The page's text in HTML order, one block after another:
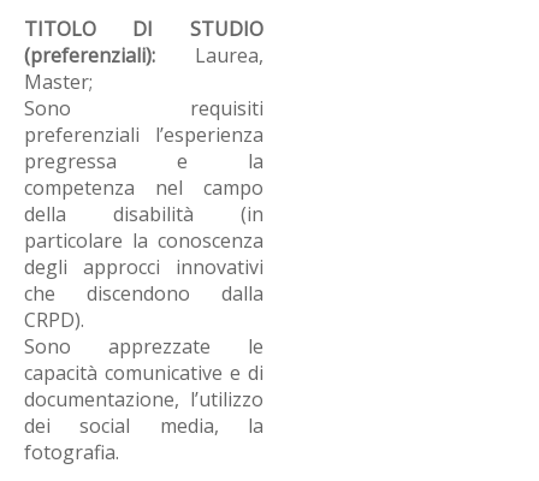
TITOLO DI STUDIO
(preferenziali):
Laurea,
Master;
Sono requisiti
preferenziali l’esperienza
pregressa e la
competenza nel campo
della disabilità (in
particolare la conoscenza
degli approcci innovativi
che discendono dalla
CRPD).
Sono apprezzate le
capacità comunicative e di
documentazione, l’utilizzo
dei social media, la
fotografia.